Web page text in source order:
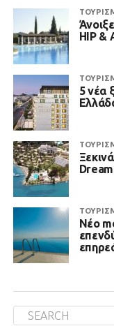
HIP &
5 νέα
Νέο